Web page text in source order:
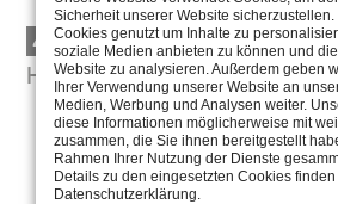
4.2500
HUBLOTS
Sicherheit unserer Website sicherzustellen.
Cookies genutzt um Inhalte zu
soziale Medien anbieten zu können und
Website zu analysieren. Außerdem geben
Ihrer Verwendung unserer Website an
Medien, Werbung und Analysen weiter.
diese Informationen möglicherweise mit
zusammen, die Sie ihnen bereitgestellt
Rahmen Ihrer Nutzung der Dienste
Details zu den eingesetzten Cookies
Datenschutzerklärung.